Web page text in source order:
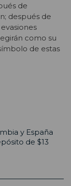
de
después de
como su
de estas
y España
de $13